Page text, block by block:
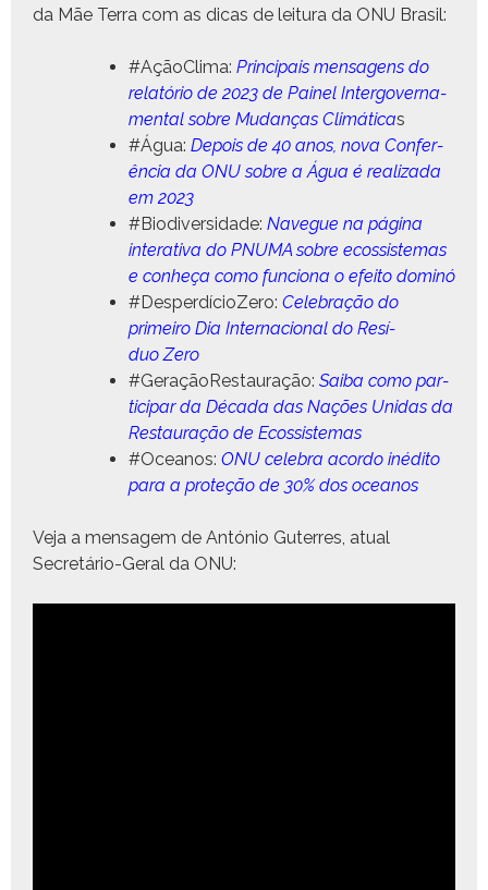
da Mãe Ter­ra com as dicas de leitu­ra da ONU Brasil:
#Ação­Cli­ma: Prin­ci­pais men­sagens do
relatório de 2023 de Painel Inter­gov­er­na­
men­tal sobre Mudanças Climáti­cas
#Água: Depois de 40 anos, nova Con­fer­
ên­cia da ONU sobre a Água é real­iza­da
em 2023
#Bio­di­ver­si­dade: Naveg­ue na pági­na
inter­a­ti­va do PNUMA sobre ecos­sis­temas
e con­heça como fun­ciona o efeito dominó
#Des­perdí­cioZe­ro: Cel­e­bração do
primeiro Dia Inter­na­cional do Resí­
duo Zero
#Ger­açãoRestau­ração: Sai­ba como par­
tic­i­par da Déca­da das Nações Unidas da
Restau­ração de Ecossistemas
#Oceanos: ONU cel­e­bra acor­do inédi­to
para a pro­teção de 30% dos oceanos
Veja a men­sagem de António Guter­res, atu­al
Secretário-Ger­al da ONU: